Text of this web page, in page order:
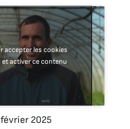
accepter les cookies
activer ce contenu
2025